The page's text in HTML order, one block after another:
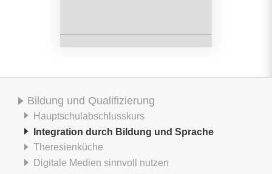
Bildung und Qualifizierung
Hauptschulabschlusskurs
Integration durch Bildung und Sprache
Theresienküche
Digitale Medien sinnvoll nutzen